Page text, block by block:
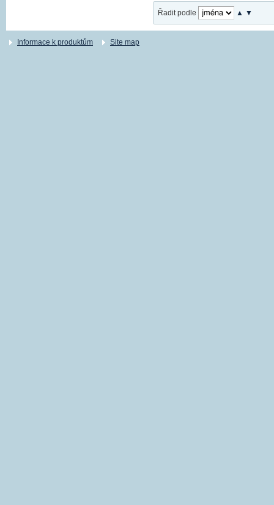
Řadit podle ▲ ▼
Informace k produktům Site map